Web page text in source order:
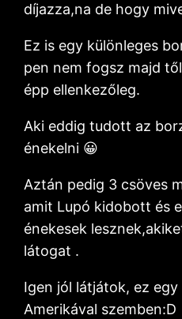
díjazza,na de hogy
Ez is egy különleges
pen nem fogsz majd
épp ellenkezőleg.
Aki eddig tudott az
énekelni 😀
Aztán pedig 3 csöves
amit Lupó kidobott és
énekesek
látogat .
Igen jól látjátok, ez
Amerikával szemben:D